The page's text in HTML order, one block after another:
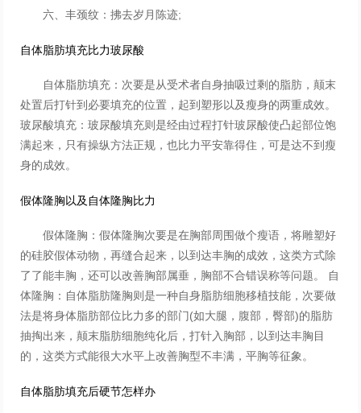
六、丰颈纹：拂去岁月陈迹;
自体脂肪填充比力玻尿酸
自体脂肪填充：次要是从受术者自身抽吸过剩的脂肪，颠末
处置后打针到必要填充的位置，起到塑形以及瘦身的两重成效。
玻尿酸填充：玻尿酸填充则是经由过程打针玻尿酸使凸起部位饱
满起来，只有操纵方法正规，也比力平安靠得住，可是达不到瘦
身的成效。
假体隆胸以及自体隆胸比力
假体隆胸：假体隆胸次要是在胸部周围做个瘦语，将雕塑好
的硅胶假体动物，再缝合起来，以到达丰胸的成效，这类方式除
了了能丰胸，还可以改善胸部属垂，胸部不合错误称等问题。 自
体隆胸：自体脂肪隆胸则是一种自身脂肪细胞移植技能，次要做
法是将身体脂肪部位比力多的部门(如大腿，腹部，臀部)的脂肪
抽掏出来，颠末脂肪细胞纯化后，打针入胸部，以到达丰胸目
的，这类方式能很大水平上改善胸型不丰满，平胸等征象。
自体脂肪填充后硬节怎样办